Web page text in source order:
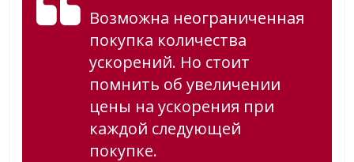
Возможна неограниченная
покупка количества
ускорений. Но стоит
помнить об увеличении
цены на ускорения при
каждой следующей
покупке.